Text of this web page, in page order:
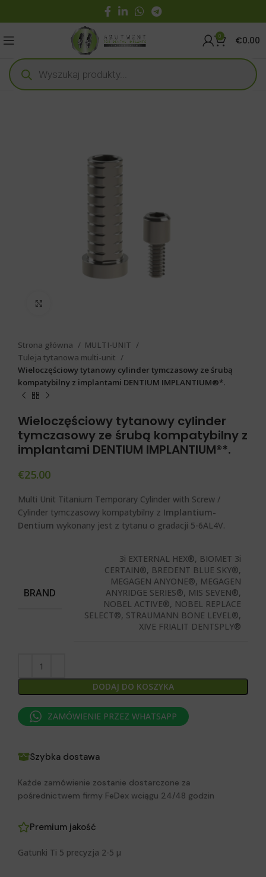
0 €0.00
Strona główna
MULTI-UNIT
Tuleja tytanowa multi-unit
Wieloczęściowy tytanowy cylinder tymczasowy ze śrubą
kompatybilny z implantami DENTIUM IMPLANTIUM®*.
Wieloczęściowy tytanowy cylinder
tymczasowy ze śrubą kompatybilny z
implantami DENTIUM IMPLANTIUM®*.
€25.00
Multi Unit Titanium Temporary Cylinder with Screw /
Cylinder tymczasowy kompatybilny z Implantium-
Dentium wykonany jest z tytanu o gradacji 5-6AL4V.
BRAND
3i EXTERNAL HEX®, BIOMET 3i
CERTAIN®, BREDENT BLUE SKY®,
MEGAGEN ANYONE®, MEGAGEN
ANYRIDGE SERIES®, MIS SEVEN®,
NOBEL ACTIVE®, NOBEL REPLACE
SELECT®, STRAUMANN BONE LEVEL®,
XIVE FRIALIT DENTSPLY®
DODAJ DO KOSZYKA
ZAMÓWIENIE PRZEZ WHATSAPP
Szybka dostawa
Każde zamówienie zostanie dostarczone za
pośrednictwem firmy FeDex wciągu 24/48 godzin
Premium jakość
Gatunki Ti 5 precyzja 2-5 μ